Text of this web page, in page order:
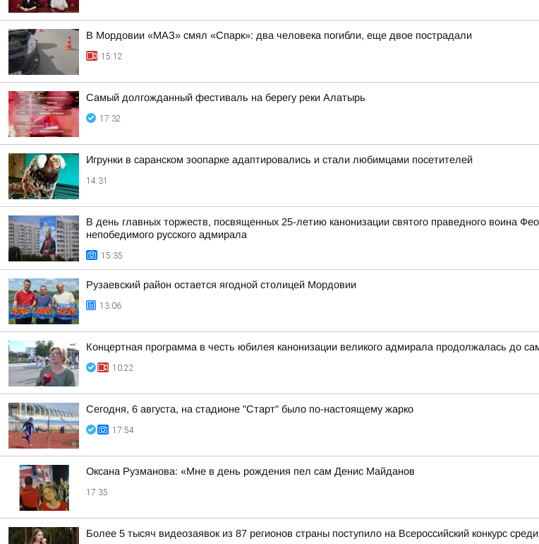
В Мордовии «МАЗ» смял «Спарк»: два человека погибли, еще двое пострадали
15:12
Самый долгожданный фестиваль на берегу реки Алатырь
17:32
Игрунки в саранском зоопарке адаптировались и стали любимцами посетителей
14:31
В день главных торжеств, посвященных 25-летию канонизации святого праведного воина
непобедимого русского адмирала
15:35
Рузаевский район остается ягодной столицей Мордовии
13:06
Концертная программа в честь юбилея канонизации великого адмирала продолжалась до
10:22
Сегодня, 6 августа, на стадионе "Старт" было по-настоящему жарко
17:54
Оксана Рузманова: «Мне в день рождения пел сам Денис Майданов
17:35
Более 5 тысяч видеозаявок из 87 регионов страны поступило на Всероссийский конкурс